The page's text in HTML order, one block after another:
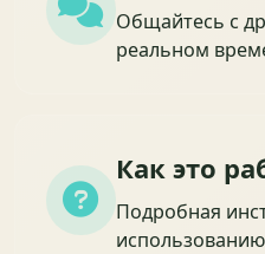
Общайтесь с
реальном
Как это
Подробная